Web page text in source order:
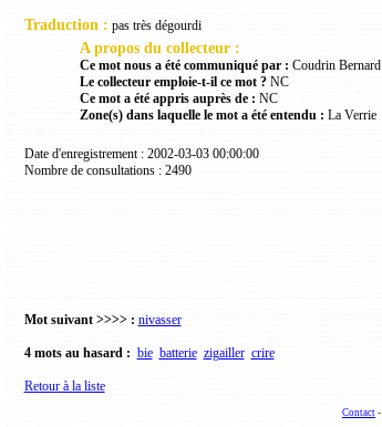
Traduction : pas très dégourdi
A propos du collecteur :
Ce mot nous a été communiqué par : Coudrin Bernard
Le collecteur emploie-t-il ce mot ?NC
Ce mot a été appris auprès de : NC
Zone(s) dans laquelle le mot a été entendu : La Verrie
Date d'enregistrement : 2002-03-03 00:00:00
Nombre de consultations : 2490
Mot suivant >>>> : nivasser
4 mots au hasard : bie batterie zigailler crire
Retour à la liste
Contact -